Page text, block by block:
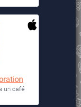
un café